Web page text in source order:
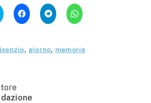
Fai
clic
qui
Twitter
(Si
finestra)
Fai
clic
per
condividere
(Si
apre
Fai
clic
per
condividere
apre
Fai
clic
per
(Si
apre
, giorno, memoria